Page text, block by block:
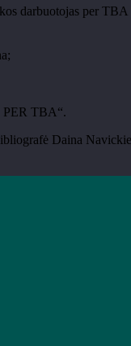
darbuotojas per TBA
PER TBA“.
Daina